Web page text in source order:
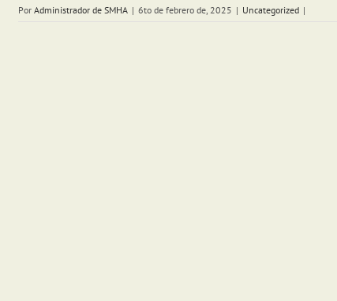
PorAdministrador de SMHA | 6to de febrero de, 2025 | Uncategorized |